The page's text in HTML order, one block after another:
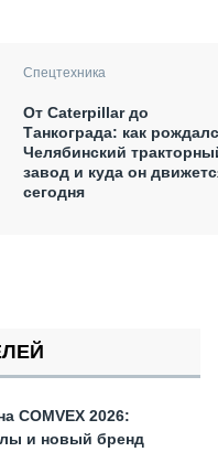
Спецтехника
От Caterpillar до
Танкограда: как
Челябинский
завод и куда он
сегодня
COMVEX 2026:
и новый бренд